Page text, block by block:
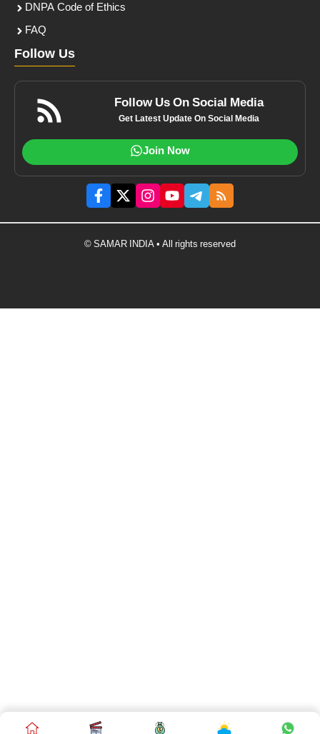
DNPA Code of Ethics
FAQ
Follow Us
Follow Us On Social Media
Get Latest Update On Social Media
Join Now
© SAMAR INDIA • All rights reserved